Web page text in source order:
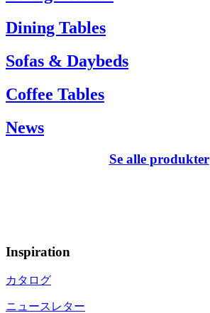
Dining Tables
Sofas & Daybeds
Coffee Tables
News
Se alle produkter
Inspiration
カタログ
ニュースレター